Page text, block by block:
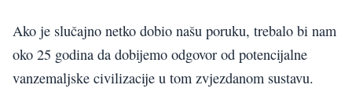
Ako je slučajno netko dobio našu poruku, trebalo bi nam
oko 25 godina da dobijemo odgovor od potencijalne
vanzemaljske civilizacije u tom zvjezdanom sustavu.